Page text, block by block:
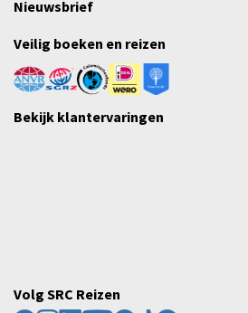
Nieuwsbrief
Veilig boeken en reizen
Bekijk klantervaringen
Volg SRC Reizen